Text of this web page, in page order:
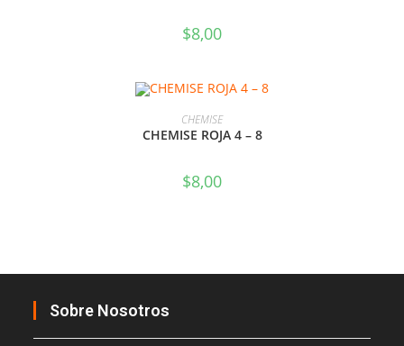
$8,00
SELECCIONAR OPCIONES
CHEMISE
CHEMISE ROJA 4 – 8
$8,00
Sobre Nosotros